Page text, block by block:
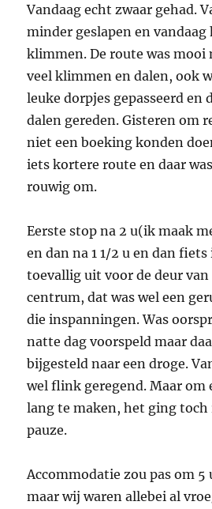
Vandaag echt zwaar gehad.
minder geslapen en vandaag
klimmen. De route was mooi
veel klimmen en dalen, ook
leuke dorpjes gepasseerd en
dalen gereden. Gisteren om
niet een boeking konden
iets kortere route en daar
rouwig om.
Eerste stop na 2 u(ik maak
en dan na 1 1/2 u en dan
toevallig uit voor de deur van
centrum, dat was wel een
die inspanningen. Was
natte dag voorspeld maar
bijgesteld naar een droge.
wel flink geregend. Maar om
lang te maken, het ging toch
pauze.
Accommodatie zou pas om 5
maar wij waren allebei al